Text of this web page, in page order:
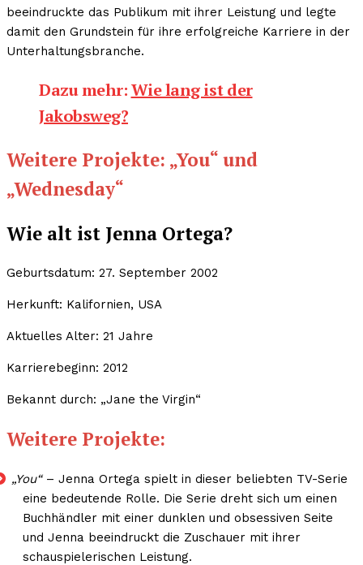
beeindruckte das Publikum mit ihrer Leistung und legte
damit den Grundstein für ihre erfolgreiche Karriere in der
Unterhaltungsbranche.
Dazu mehr:Wie lang ist der
Jakobsweg?
Weitere Projekte: „You“ und
„Wednesday“
Wie alt ist Jenna Ortega?
Geburtsdatum: 27. September 2002
Herkunft: Kalifornien, USA
Aktuelles Alter: 21 Jahre
Karrierebeginn: 2012
Bekannt durch: „Jane the Virgin“
Weitere Projekte:
„You“– Jenna Ortega spielt in dieser beliebten TV-Serie
eine bedeutende Rolle. Die Serie dreht sich um einen
Buchhändler mit einer dunklen und obsessiven Seite
und Jenna beeindruckt die Zuschauer mit ihrer
schauspielerischen Leistung.